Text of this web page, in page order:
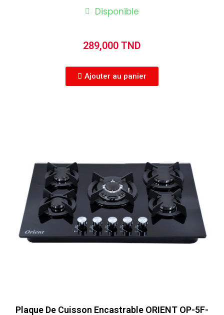
Disponible
289,000 TND
Ajouter au panier
Plaque De Cuisson Encastrable ORIENT OP-5F-